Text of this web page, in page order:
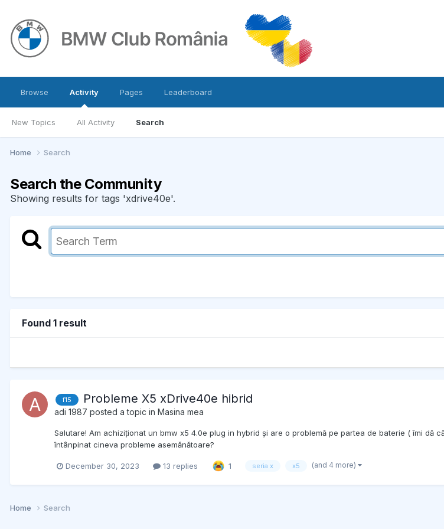
Browse Activity
New Topics All Activity Search
Pages Leaderboard
Home Search
Search the Community
Showing results for tags 'xdrive40e'.
Found 1 result
f15 Probleme X5 xDrive40e hibrid
adi 1987 posted a topic in Masina mea
Salutare! Am achiziționat un bmw x5 4.0e plug in hybrid și are o problemă pe partea de baterie ( îmi
întânpinat cineva probleme asemănătoare?
December 30, 2023 13 replies 1 seria x x5 (and 4 more)
Home Search